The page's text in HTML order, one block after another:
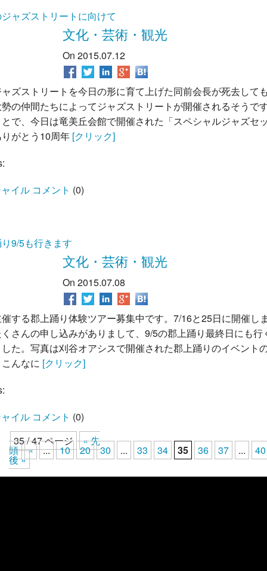
ャズストリートに向けて
文化・芸術・観光
On 2015.07.12
ズストリートを今日の形に育て上げた同前会長が死去して
の仲間たちによってジャズストリートが開催されるそうで
で、今日は竜美丘会館で開催された「スペシャルジャズセ
がとう10周年 [クリック]
イル コメント (0)
9/5も行きます
文化・芸術・観光
On 2015.07.08
する郡上踊り体験ツアー募集中です。7/16と25日に開催し
さんの申し込みがありまして、9/5の郡上踊り最終日にも行
た。写真は刈谷オアシスで開催された郡上踊りのイベント
んなに [クリック]
イル コメント (0)
35 / 47 ページ
« 先
頭 « ... 10 20 30 ... 33 34 35 36 37 ... 40
後 »